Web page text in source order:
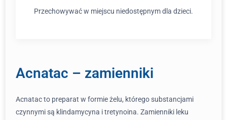
Przechowywać w miejscu niedostępnym dla dzieci.
Acnatac – zamienniki
Acnatac to preparat w formie żelu, którego substancjami
czynnymi są klindamycyna i tretynoina. Zamienniki leku